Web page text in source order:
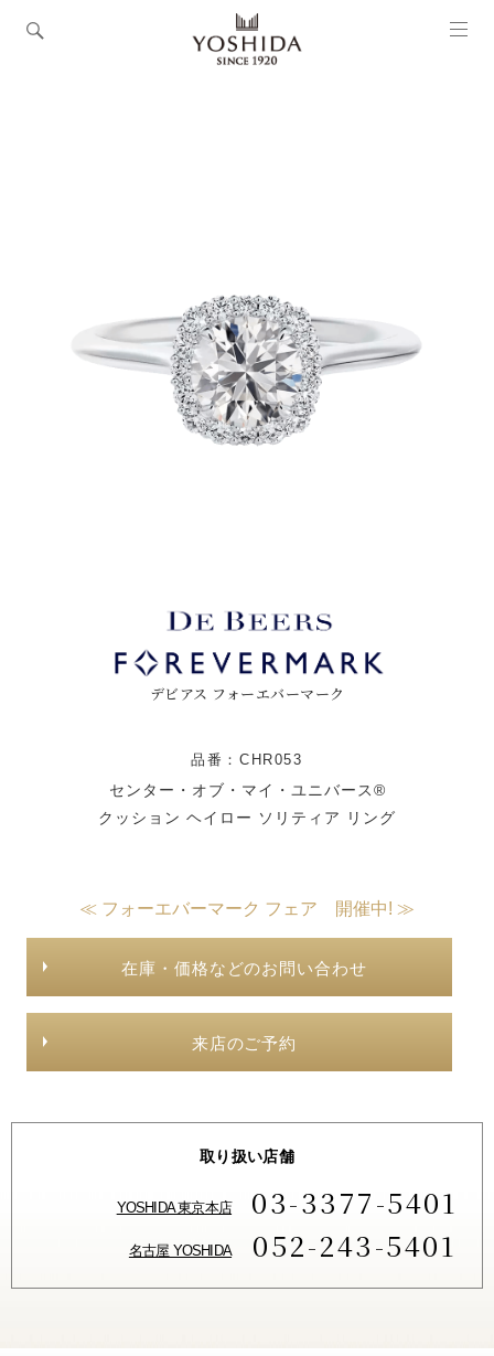
デビアス フォーエバーマーク
品番：CHR053
センター・オブ・マイ・ユニバース®
クッション ヘイロー ソリティア リング
≪ フォーエバーマーク フェア 開催中! ≫
在庫・価格などのお問い合わせ
来店のご予約
取り扱い店舗
YOSHIDA 東京本店 03-3377-5401
名古屋 YOSHIDA 052-243-5401